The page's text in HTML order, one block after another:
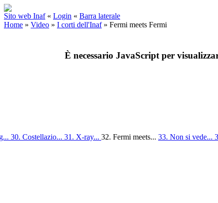
Sito web Inaf « Login « Barra laterale
Home » Video » I corti dell'Inaf» Fermi meets Fermi
È necessario JavaScript per
30. Costellazio... 31. X-ray... 32. Fermi meets... 33. Non si vede...